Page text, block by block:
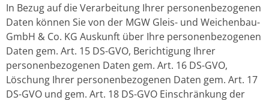
In Bezug auf die Verarbeitung Ihrer personenbezogenen
Daten können Sie von der MGW Gleis- und Weichenbau-
GmbH & Co. KG Auskunft über Ihre personenbezogenen
Daten gem. Art. 15 DS-GVO, Berichtigung Ihrer
personenbezogenen Daten gem. Art. 16 DS-GVO,
Löschung Ihrer personenbezogenen Daten gem. Art. 17
DS-GVO und gem. Art. 18 DS-GVO Einschränkung der